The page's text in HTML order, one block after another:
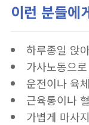
이런 분들에
하루종일 앉
가사노동으
운전이나 육
근육통이나
가볍게 마사